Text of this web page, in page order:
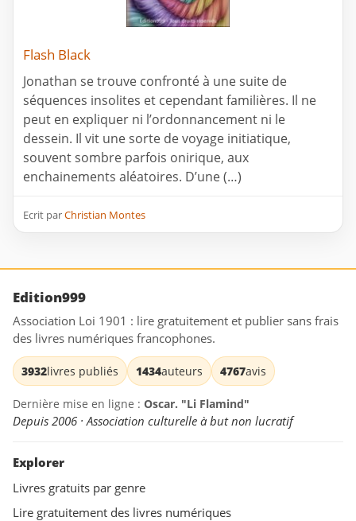
Flash Black
Jonathan se trouve confronté à une suite de
séquences insolites et cependant familières. Il ne
peut en expliquer ni l’ordonnancement ni le
dessein. Il vit une sorte de voyage initiatique,
souvent sombre parfois onirique, aux
enchainements aléatoires. D’une (…)
Ecrit parChristian Montes
Edition999
Association Loi 1901 : lire gratuitement et publier sans frais
des livres numériques francophones.
3932livres publiés 1434auteurs 4767avis
Dernière mise en ligne : Oscar. "Li Flamind"
Depuis 2006 · Association culturelle à but non lucratif
Explorer
Livres gratuits par genre
Lire gratuitement des livres numériques